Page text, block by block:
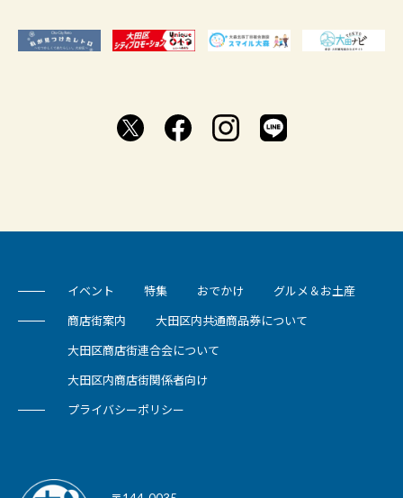
イベント 特集 おでかけ グルメ＆お土産
商店街案内 大田区内共通商品券について
大田区商店街連合会について
大田区内商店街関係者向け
プライバシーポリシー